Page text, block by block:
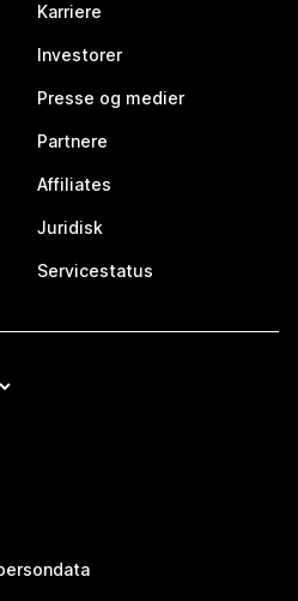
Karriere
Investorer
Presse og medier
Partnere
Affiliates
Juridisk
Servicestatus